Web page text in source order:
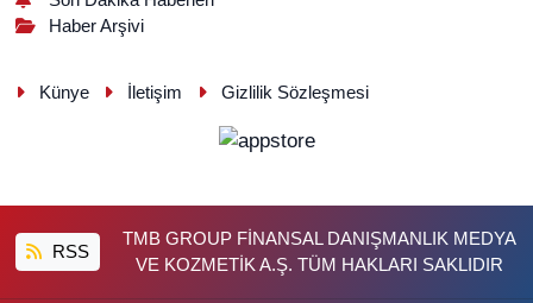
Haber Arşivi
Künye İletişim Gizlilik Sözleşmesi
RSS
TMB GROUP FİNANSAL DANIŞMANLIK MEDYA
VE KOZMETİK A.Ş. TÜM HAKLARI SAKLIDIR